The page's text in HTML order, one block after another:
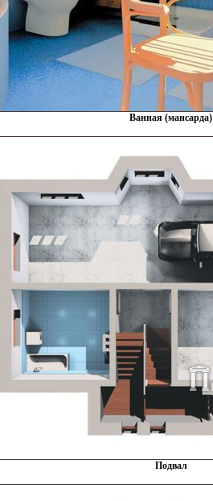
Ванная (мансарда)
Подвал